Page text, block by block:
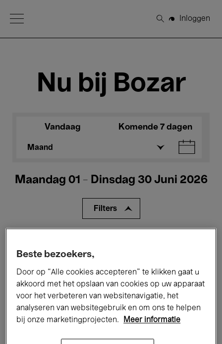
Open Menu
Zoeken
Inloggen
Nu bij Bozar
Vandaag Komende 7 dagen
Maand
Maandag 01 - Dinsdag 30 Juni 2026
Filters
Performances Lezingen & Debatten
Jazz Klassieke Muziek Global Music
Beste bezoekers,
Door op “Alle cookies accepteren” te klikken gaat u
akkoord met het opslaan van cookies op uw apparaat
voor het verbeteren van websitenavigatie, het
analyseren van websitegebruik en om ons te helpen
bij onze marketingprojecten.
Meer informatie